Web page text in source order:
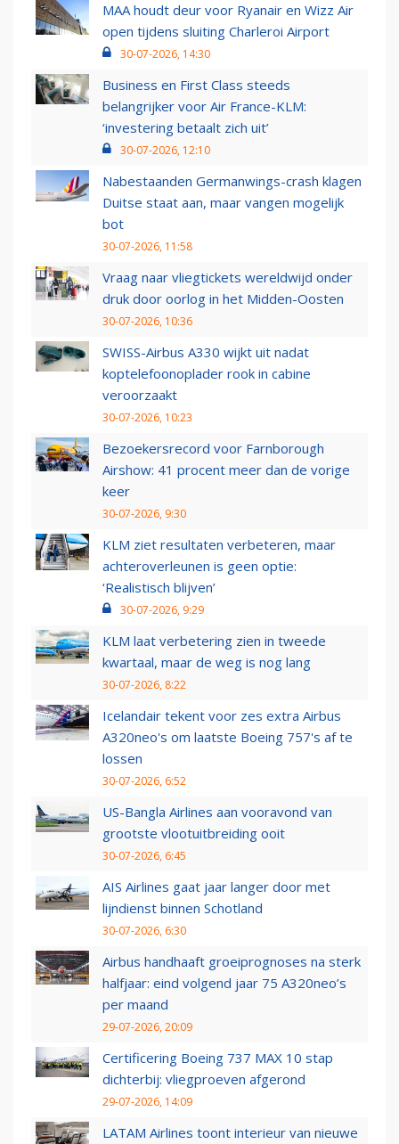
MAA houdt deur voor Ryanair en Wizz Air
open tijdens sluiting Charleroi Airport
30-07-2026, 14:30
Business en First Class steeds
belangrijker voor Air France-KLM:
‘investering betaalt zich uit’
30-07-2026, 12:10
Nabestaanden Germanwings-crash klagen
Duitse staat aan, maar vangen mogelijk
bot
30-07-2026, 11:58
Vraag naar vliegtickets wereldwijd onder
druk door oorlog in het Midden-Oosten
30-07-2026, 10:36
SWISS-Airbus A330 wijkt uit nadat
koptelefoonoplader rook in cabine
veroorzaakt
30-07-2026, 10:23
Bezoekersrecord voor Farnborough
Airshow: 41 procent meer dan de vorige
keer
30-07-2026, 9:30
KLM ziet resultaten verbeteren, maar
achteroverleunen is geen optie:
‘Realistisch blijven’
30-07-2026, 9:29
KLM laat verbetering zien in tweede
kwartaal, maar de weg is nog lang
30-07-2026, 8:22
Icelandair tekent voor zes extra Airbus
A320neo's om laatste Boeing 757's af te
lossen
30-07-2026, 6:52
US-Bangla Airlines aan vooravond van
grootste vlootuitbreiding ooit
30-07-2026, 6:45
AIS Airlines gaat jaar langer door met
lijndienst binnen Schotland
30-07-2026, 6:30
Airbus handhaaft groeiprognoses na sterk
halfjaar: eind volgend jaar 75 A320neo’s
per maand
29-07-2026, 20:09
Certificering Boeing 737 MAX 10 stap
dichterbij: vliegproeven afgerond
29-07-2026, 14:09
LATAM Airlines toont interieur van nieuwe